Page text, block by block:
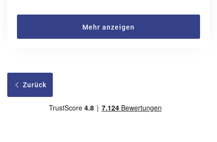
Mehr anzeigen
Zurück